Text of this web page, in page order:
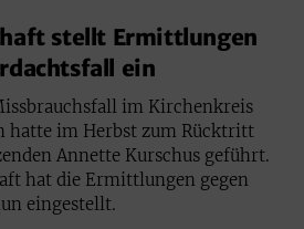
stellt Ermittlungen
ein
im Kirchenkreis
hatte im Herbst zum Rücktritt
Annette Kurschus geführt.
hat die Ermittlungen gegen
eingestellt.